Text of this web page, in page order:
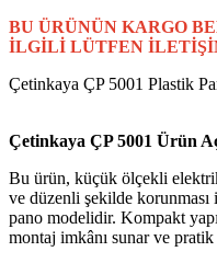
BU ÜRÜNÜN KARGO
İLGİLİ LÜTFEN
Çetinkaya ÇP 5001 Plastik
Çetinkaya ÇP 5001 Ürün
Bu ürün, küçük ölçekli
ve düzenli şekilde korunması
pano modelidir. Kompakt
montaj imkânı sunar ve pratik